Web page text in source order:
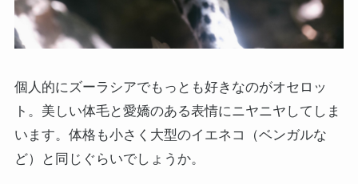
個人的にズーラシアでもっとも好きなのがオセロッ
ト。美しい体毛と愛嬌のある表情にニヤニヤしてしま
います。体格も小さく大型のイエネコ（ベンガルな
ど）と同じぐらいでしょうか。